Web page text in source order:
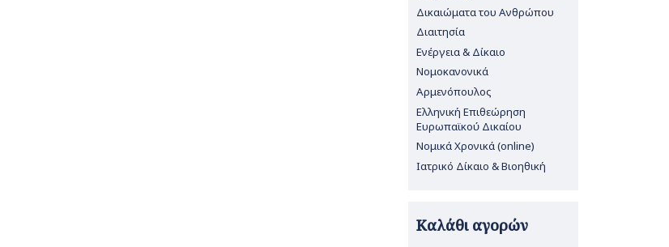
Δικαιώματα του Ανθρώπου
Διαιτησία
Ενέργεια & Δίκαιο
Νομοκανονικά
Αρμενόπουλος
Ελληνική Επιθεώρηση
Ευρωπαϊκού Δικαίου
Νομικά Χρονικά (online)
Ιατρικό Δίκαιο & Βιοηθική
Καλάθι αγορών